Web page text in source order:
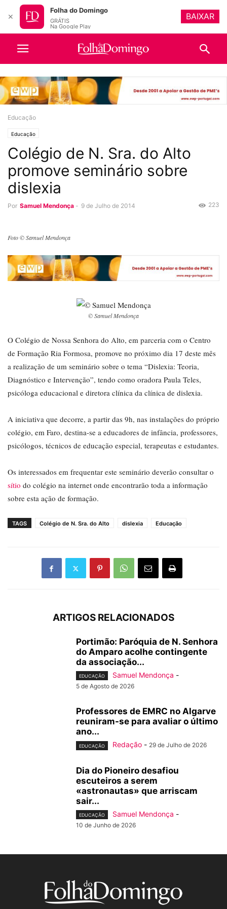
Educação
Educação
Colégio de N. Sra. do Alto
promove seminário sobre
dislexia
Por Samuel Mendonça - 9 de Julho de 2014 223
Foto © Samuel Mendonça
© Samuel Mendonça
O Colégio de Nossa Senhora do Alto, em parceria com o Centro
de Formação Ria Formosa, promove no próximo dia 17 deste mês
a realização de um seminário sobre o tema “Dislexia: Teoria,
Diagnóstico e Intervenção”, tendo como oradora Paula Teles,
psicóloga educacional e diretora clínica da clínica de dislexia.
A iniciativa que decorre, a partir das 9h, nas instalações do próprio
colégio, em Faro, destina-se a educadores de infância, professores,
psicólogos, técnicos de educação especial, terapeutas e estudantes.
Os interessados em frequentar este seminário deverão consultar o
sítio do colégio na internet onde encontrarão toda a informação
sobre esta ação de formação.
TAGS Colégio de N. Sra. do Alto dislexia Educação
ARTIGOS RELACIONADOS
Portimão: Paróquia de N. Senhora
do Amparo acolhe contingente
da associação...
EDUCAÇÃO Samuel Mendonça -
5 de Agosto de 2026
Professores de EMRC no Algarve
reuniram-se para avaliar o último
ano...
EDUCAÇÃO Redação - 29 de Julho de 2026
Dia do Pioneiro desafiou
escuteiros a serem
«astronautas» que arriscam
sair...
EDUCAÇÃO Samuel Mendonça -
10 de Junho de 2026
✕
Folha do Domingo
GRÁTIS
Na Google Play
BAIXAR